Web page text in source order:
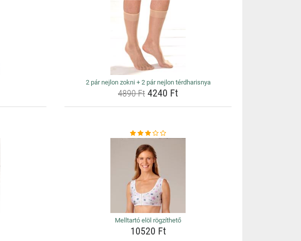
2 pár nejlon zokni + 2 pár nejlon térdharisnya
4890 Ft 4240 Ft
Melltartó elöl rögzíthető
10520 Ft